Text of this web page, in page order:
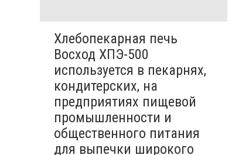
Хлебопекарная печь
Восход ХПЭ-500
используется в пекарнях,
кондитерских, на
предприятиях пищевой
промышленности и
общественного питания
для выпечки широкого